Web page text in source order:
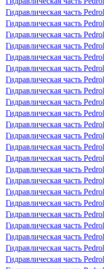
Гидравлическая часть
Гидравлическая часть
Гидравлическая часть
Гидравлическая часть
Гидравлическая часть
Гидравлическая часть
Гидравлическая часть
Гидравлическая часть
Гидравлическая часть
Гидравлическая часть
Гидравлическая часть
Гидравлическая часть
Гидравлическая часть
Гидравлическая часть
Гидравлическая часть
Гидравлическая часть
Гидравлическая часть
Гидравлическая часть
Гидравлическая часть
Гидравлическая часть
Гидравлическая часть
Гидравлическая часть
Гидравлическая часть